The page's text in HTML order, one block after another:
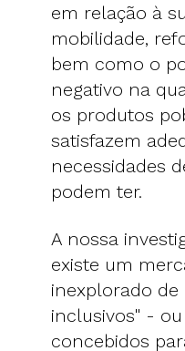
em relação à
mobilidade,
bem como o
negativo na
os produtos
satisfazem
necessidades
podem ter.
A nossa
existe um
inexplorado de
inclusivos" -
concebidos